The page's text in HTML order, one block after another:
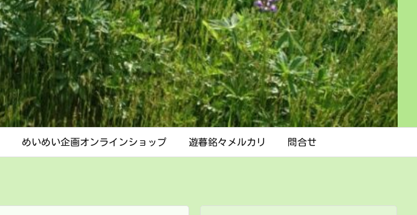
めいめい企画オンラインショップ 遊暮銘々メルカリ 問合せ